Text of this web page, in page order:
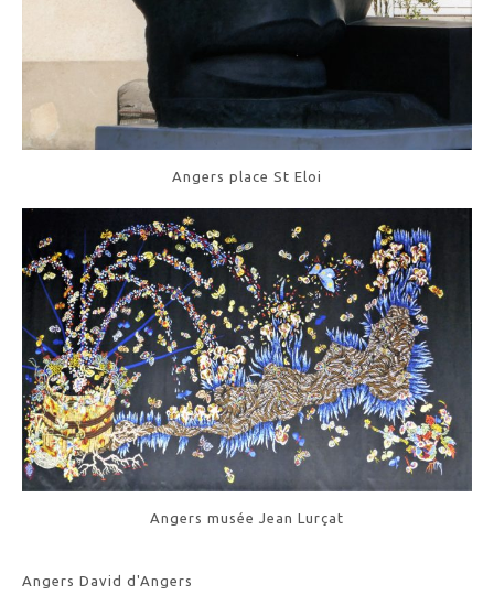
Angers place St Eloi
Angers musée Jean Lurçat
Angers David d'Angers